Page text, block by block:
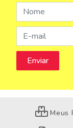
Meus